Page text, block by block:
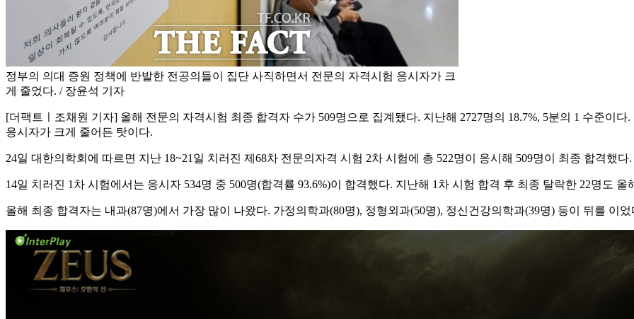
정부의 의대 증원 정책에 반발한 전공의들이 집단 사직하면서 전문의 자격시험 응시자가 크
게 줄었다. / 장윤석 기자
[더팩트ㅣ조채원 기자] 올해 전문의 자격시험 최종 합격자 수가 509명으로 집계됐다. 지난해 2727명의 18.7%, 5분의 1 수준이
응시자가 크게 줄어든 탓이다.
24일 대한의학회에 따르면 지난 18~21일 치러진 제68차 전문의자격 시험 2차 시험에 총 522명이 응시해 509명이 최종 합격했다
14일 치러진 1차 시험에서는 응시자 534명 중 500명(합격률 93.6%)이 합격했다. 지난해 1차 시험 합격 후 최종 탈락한 22명도 올
올해 최종 합격자는 내과(87명)에서 가장 많이 나왔다. 가정의학과(80명), 정형외과(50명), 정신건강의학과(39명) 등이 뒤를 이